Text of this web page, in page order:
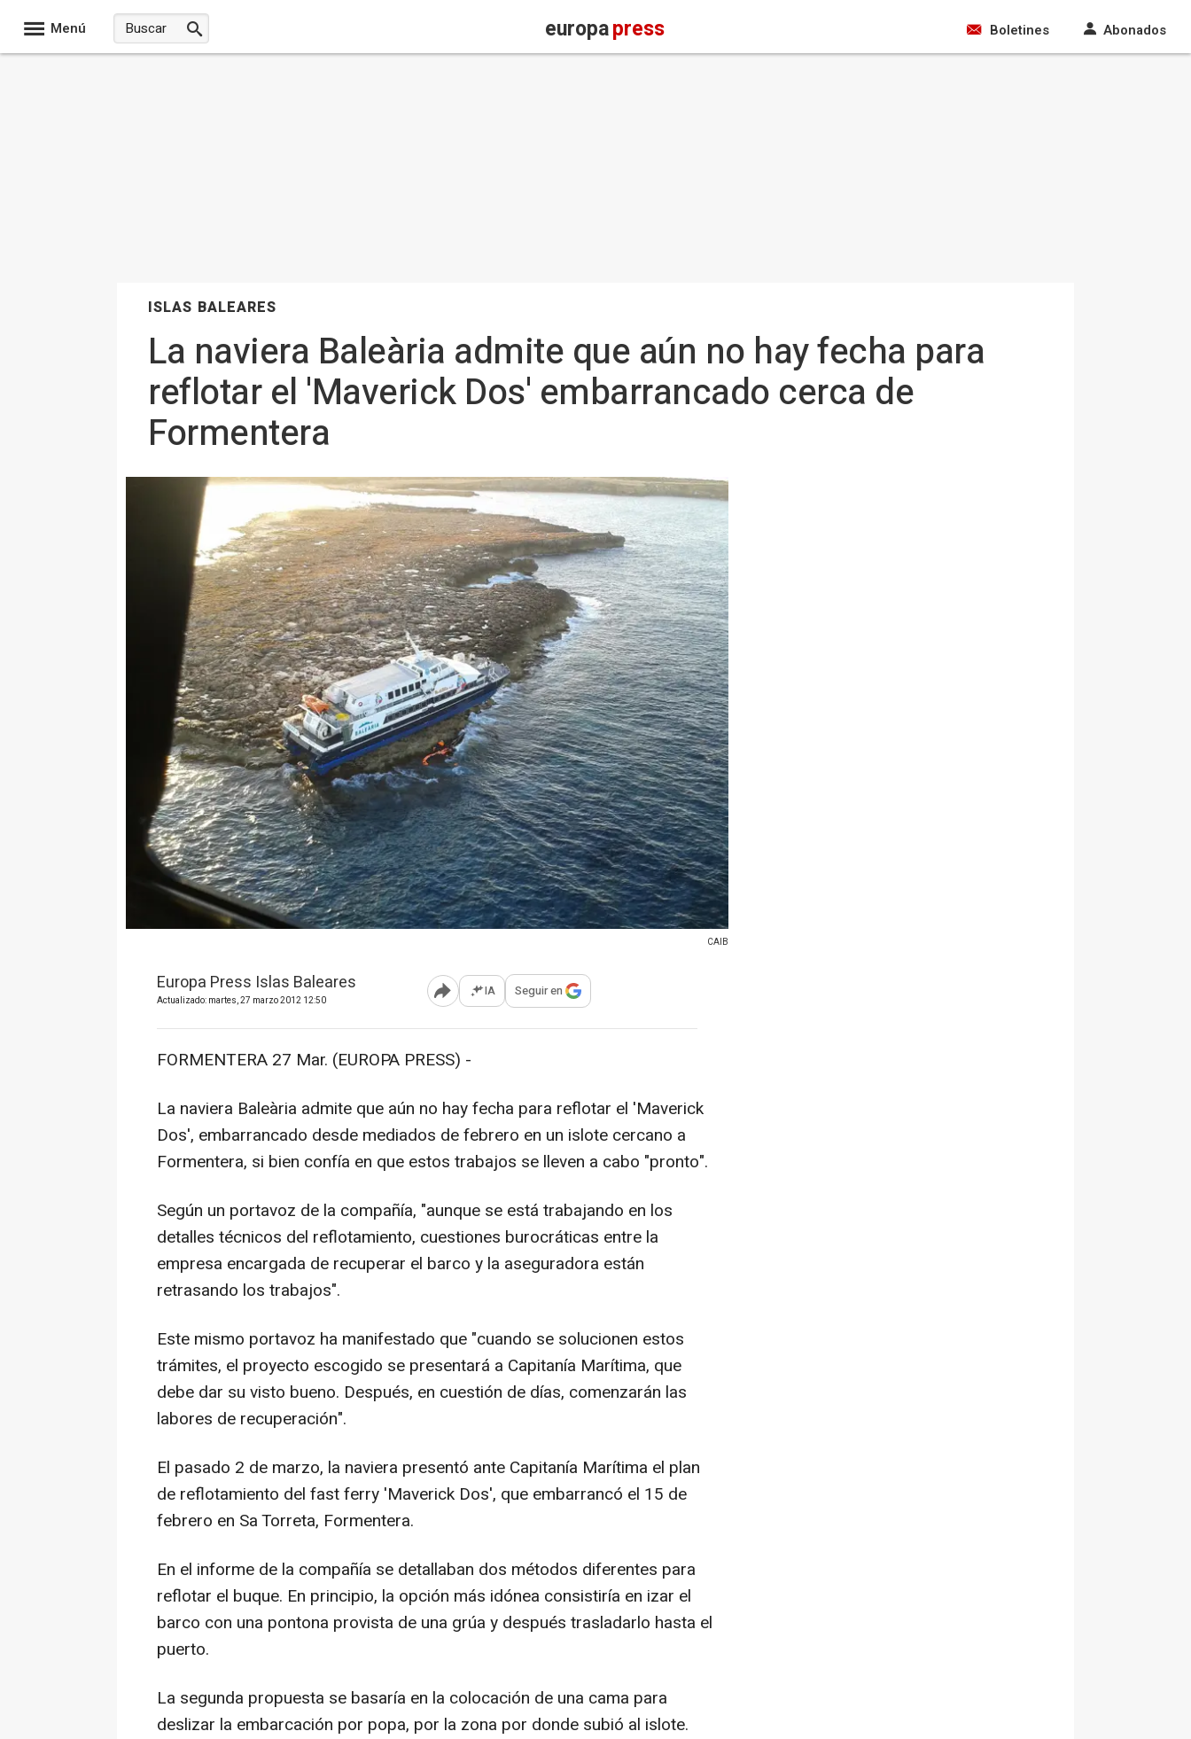
Menú europapress Boletines Abonados
ISLAS BALEARES
La naviera Baleària admite que aún no hay fecha para
reflotar el 'Maverick Dos' embarrancado cerca de
Formentera
CAIB
Europa Press Islas Baleares
Actualizado: martes, 27 marzo 2012 12:50 Abrir opciones para compartir
IA Seguir en
FORMENTERA 27 Mar. (EUROPA PRESS) -
La naviera Baleària admite que aún no hay fecha para reflotar el 'Maverick
Dos', embarrancado desde mediados de febrero en un islote cercano a
Formentera, si bien confía en que estos trabajos se lleven a cabo "pronto".
Según un portavoz de la compañía, "aunque se está trabajando en los
detalles técnicos del reflotamiento, cuestiones burocráticas entre la
empresa encargada de recuperar el barco y la aseguradora están
retrasando los trabajos".
Este mismo portavoz ha manifestado que "cuando se solucionen estos
trámites, el proyecto escogido se presentará a Capitanía Marítima, que
debe dar su visto bueno. Después, en cuestión de días, comenzarán las
labores de recuperación".
El pasado 2 de marzo, la naviera presentó ante Capitanía Marítima el plan
de reflotamiento del fast ferry 'Maverick Dos', que embarrancó el 15 de
febrero en Sa Torreta, Formentera.
En el informe de la compañía se detallaban dos métodos diferentes para
reflotar el buque. En principio, la opción más idónea consistiría en izar el
barco con una pontona provista de una grúa y después trasladarlo hasta el
puerto.
La segunda propuesta se basaría en la colocación de una cama para
deslizar la embarcación por popa, por la zona por donde subió al islote.